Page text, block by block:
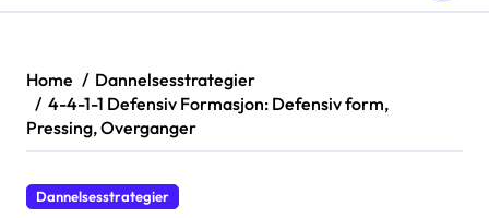
Home
Dannelsesstrategier
4-4-1-1 Defensiv Formasjon: Defensiv form,
Pressing, Overganger
Dannelsesstrategier